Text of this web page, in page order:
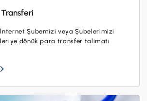
Şubemizi veya Şubelerimizi
dönük para transfer talimatı